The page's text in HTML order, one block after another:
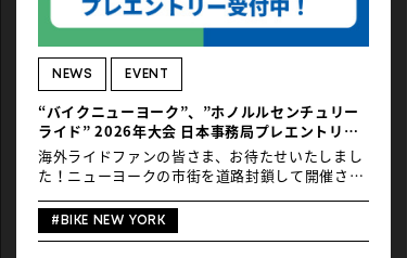
し、なんで何度もリピートするんだろうって本気
で思ってましたが、２年前に初めて訪れ、以来毎
年訪れることに。つまり、すっかりハマってます
笑。ということで、3度目のホノルルをどう楽し
んだのか、全てお伝えしちゃおうというライドト
リップノートです。 9/23（火） 午前便でホノル
ル到着。まだホテルのチェックインはできないの
で、荷物をあずけ、ブロンプトン […]
NEWS EVENT
“バイクニューヨーク”、”ホノルルセンチュリー
ライド” 2026年大会 日本事務局プレエントリー
開始！
海外ライドファンの皆さま、お待たせいたしまし
た！ニューヨークの市街を道路封鎖して開催され
ヨーク（Five Boro Bike Tour）」と、ハワイの
自然を満喫できるライドイベント「ホノルルセン
#BIKE NEW YORK